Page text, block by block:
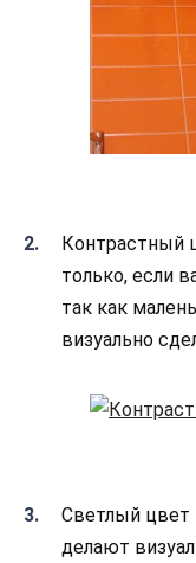
Контрастный
только, если
так как
визуально
Светлый цвет
делают